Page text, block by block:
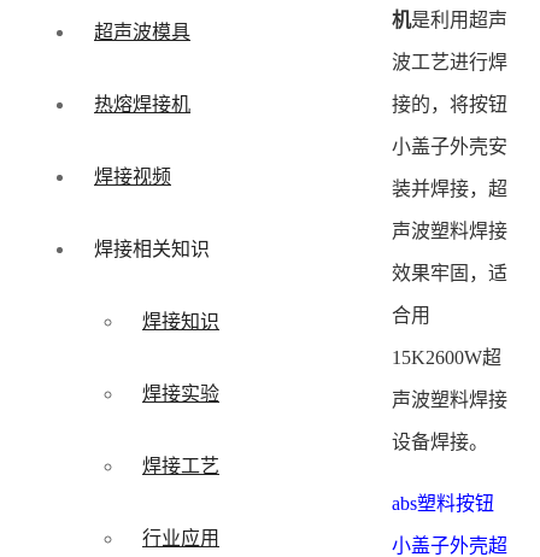
超声波模具
热熔焊接机
焊接视频
焊接相关知识
焊接知识
焊接实验
焊接工艺
行业应用
机是利用超声
波工艺进行焊
接的，将按钮
小盖子外壳安
装并焊接，超
声波塑料焊接
效果牢固，适
合用
15K2600W超
声波塑料焊接
设备焊接。
abs塑料按钮
小盖子外壳超